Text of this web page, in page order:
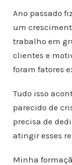
Ano passado
um
trabalho em
clientes e
foram fatores
Tudo isso
parecido de
precisa de
atingir esses
Minha